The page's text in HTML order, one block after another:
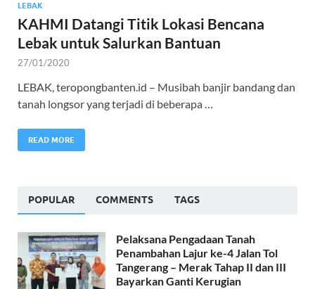
LEBAK
KAHMI Datangi Titik Lokasi Bencana
Lebak untuk Salurkan Bantuan
27/01/2020
LEBAK, teropongbanten.id – Musibah banjir bandang dan
tanah longsor yang terjadi di beberapa …
READ MORE
POPULAR COMMENTS TAGS
Pelaksana Pengadaan Tanah
Penambahan Lajur ke-4 Jalan Tol
Tangerang – Merak Tahap II dan III
Bayarkan Ganti Kerugian